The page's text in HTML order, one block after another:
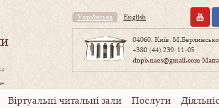
Українська English
04060, Київ,
+380 (44) 239-11-05
dnpb.naes@gmail.comМапа
Віртуальні читальні зали Послуги